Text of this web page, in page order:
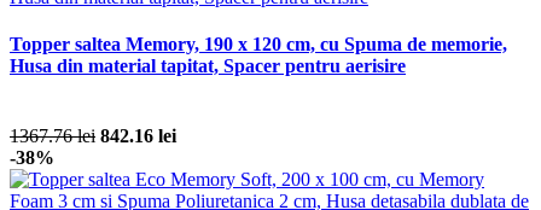
Topper saltea Memory, 190 x 120 cm, cu Spuma de memorie,
Husa din material tapitat, Spacer pentru aerisire
1367.76 lei 842.16 lei
-38%